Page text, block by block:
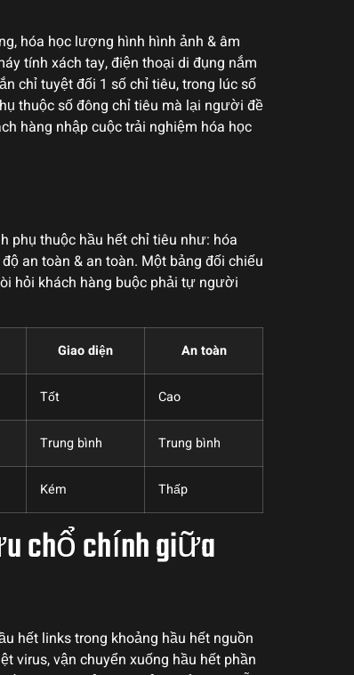
hóa học lượng hình hình ảnh & âm
tính xách tay, điện thoại di đụng nắm
chỉ tuyệt đối 1 số chỉ tiêu, trong lúc số
thuộc số đông chỉ tiêu mà lại người đề
hàng nhập cuộc trải nghiệm hóa học
phụ thuộc hầu hết chỉ tiêu như: hóa
an toàn & an toàn. Một bảng đối chiếu
hỏi khách hàng buộc phải tự người
Giao diện An toàn
Tốt Cao
Trung bình Trung bình
Kém Thấp
chổ chính giữa
hết links trong khoảng hầu hết nguồn
virus, vận chuyển xuống hầu hết phần